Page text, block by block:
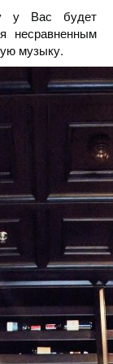
у Вас будет
несравненным
музыку.